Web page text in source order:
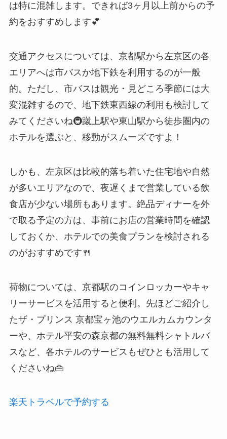
は特に混雑します。できれば3ヶ月以上前からの予
約をおすすめします💕
交通アクセスについては、京都駅から左京区の各
エリアへは市バスか地下鉄を利用するのが一般
的。ただし、市バスは観光・見どころ季節には大
変混雑するので、地下鉄東西線の利用も検討して
みてくださいね🚇蹴上駅や東山駅から徒歩圏内の
ホテルを選ぶと、移動がスムーズですよ！
しかも、左京区は比較的落ち着いた住宅地や自然
が多いエリアなので、夜遅くまで営業している飲
食店が少ない場所もあります。絶品ディナーを外
で取る予定の方は、事前にお店の営業時間を確認
しておくか、ホテルでの美食プランを検討される
のがおすすめです🍴
荷物については、京都駅のコインロッカーやキャ
リーサービスを活用すると便利。先ほどご紹介し
たザ・プリンス 京都宝ヶ池のウエルカムカウンタ
ーや、ホテル平安の森京都の無料無料シャトルバ
スなど、各ホテルのサービスもぜひとも活用して
くださいね👜
楽天トラベルで予約する